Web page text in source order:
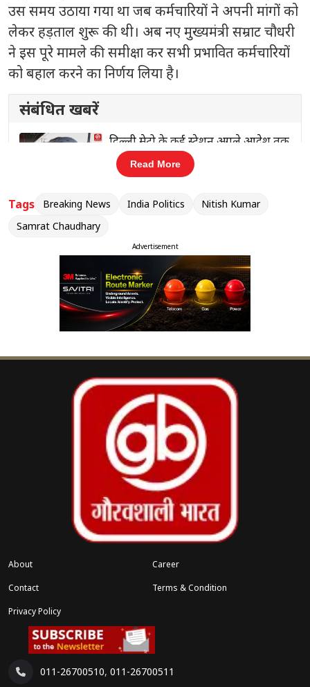
उस समय उठाया गया था जब कर्मचारियों ने अपनी मांगों को
लेकर हड़ताल शुरू की थी। अब नए मुख्यमंत्री सम्राट चौधरी
ने इस पूरे मामले की समीक्षा कर सभी प्रभावित कर्मचारियों
को बहाल करने का निर्णय लिया है।
संबंधित खबरें
लोक कल्याण मार्ग पर सियासी हलचल:
केंद्रीय मंत्री जितेंद्र सिंह ने राहुल गांधी से की
मुलाकात
जानकारी के अनुसार, फरवरी में राजस्व कर्मचारियों ने
अनिश्चितकालीन हड़ताल की शुरुआत की थी। इसके बाद
तत्कालीन मंत्री ने सख्त रुख अपनाते हुए इसे नियमों का
उल्लंघन बताया और कई चरणों में कर्मचारियों को सस्पेंड कर
स्थिति तब और गंभीर हो गई जब मार्च में
अंचलाधिकारी और अन्य अधिकारी भी हड़ताल में
शामिल हो गए। इसके चलते45 अधिकारियों
खिलाफ भी निलंबन की कार्रवाई की गई थी।
अब नए आदेश के तहत11 फरवरी से 19 अप्रैल
निलंबित किए गए सभी कर्मचारियों और अधिकारियों की
बहाली प्रक्रिया शुरू करने के निर्देश दिए गए हैं। विभाग ने
सभी जिलाधिकारियों को इस संबंध में तत्काल कार्रवाई करने
को कहा है। इस फैसले को कर्मचारियों के लिए बड़ी राहत
Read More
Tags Breaking News India Politics
Nitish Kumar
Samrat Chaudhary
Advertisement
About
Career
Contact
Terms & Condition
Privacy Policy
011-26700510, 011-26700511